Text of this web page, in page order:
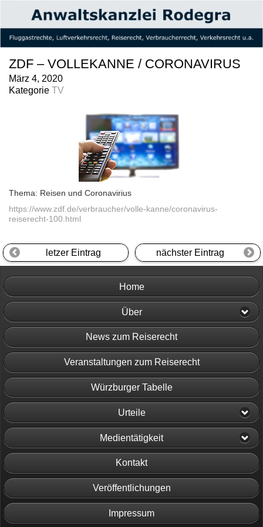
ZDF – VOLLEKANNE / CORONAVIRUS
März 4, 2020
Kategorie TV
Thema: Reisen und Coronavirius
https://www.zdf.de/verbraucher/volle-kanne/coronavirus-
reiserecht-100.html
letzer Eintrag nächster Eintrag
Home
Über
News zum Reiserecht
Veranstaltungen zum Reiserecht
Würzburger Tabelle
Urteile
Medientätigkeit
Kontakt
Veröffentlichungen
Impressum